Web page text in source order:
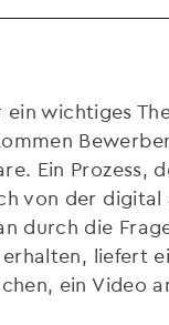
wichtiges
Ein Prozess,
von der
durch die
liefert
ein Video